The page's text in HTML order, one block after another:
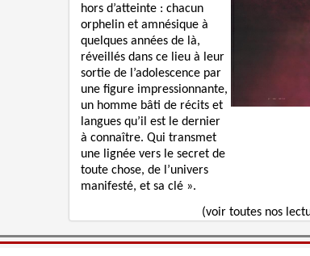
hors d’atteinte : chacun
orphelin et amnésique à
quelques années de là,
réveillés dans ce lieu à leur
sortie de l’adolescence par
une figure impressionnante,
un homme bâti de récits et
langues qu’il est le dernier
à connaître. Qui transmet
une lignée vers le secret de
toute chose, de l’univers
manifesté, et sa clé ».
(voir toutes nos